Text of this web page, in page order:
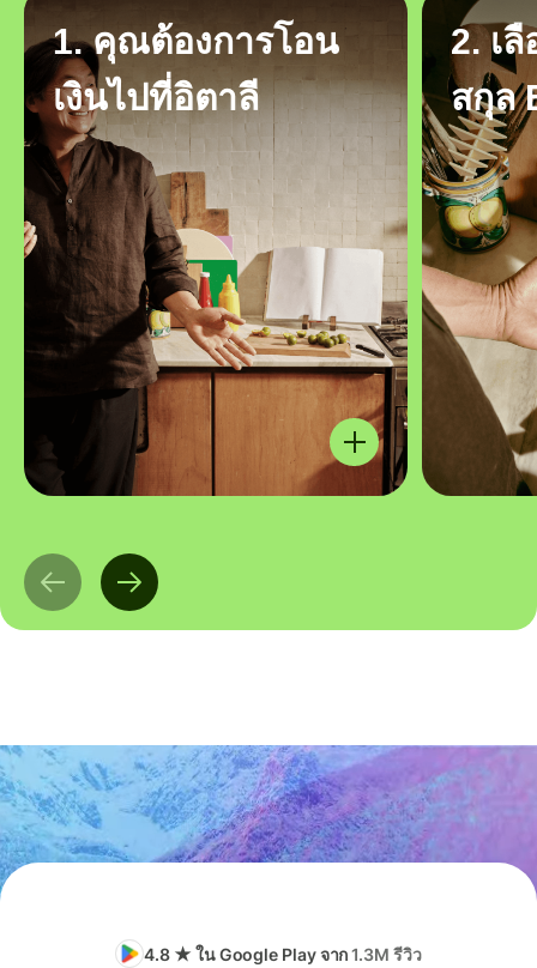
1. คุณต้องการโอน
เงินไปที่อิตาลี
2. เ
สกุล
4.8 ★ ใน Google Play จาก1.3M รีวิว